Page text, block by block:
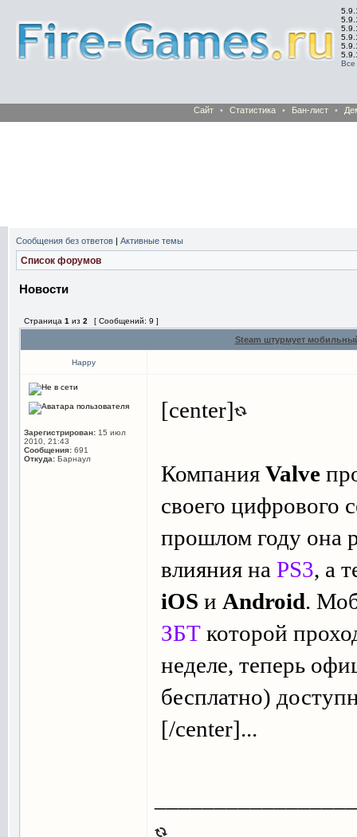
Все
Сайт • Статистика • Бан-лист •
Сообщения без ответов | Активные темы
Список форумов
Новости
Страница 1 из 2 [ Сообщений: 9 ]
Steam штурмует
Happy
Зарегистрирован: 15 июл
2010, 21:43
Сообщения: 691
Откуда: Барнаул
[center]
Компания Valve
своего цифрового
прошлом году она
влияния на PS3, а
iOS и Android.
ЗБТ которой
неделе, теперь
бесплатно)
[/center]...